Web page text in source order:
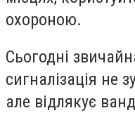
охороною.
Сьогодні
сигналізація не
але відлякує